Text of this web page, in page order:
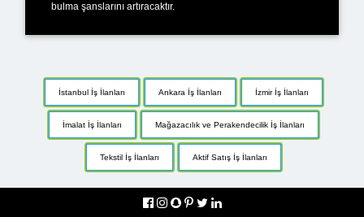
bulma şanslarını artıracaktır.
İstanbul İş İlanları Ankara İş İlanları İzmir İş İlanları
İmalat İş İlanları Mağazacılık ve Perakendecilik İş İlanları
Tekstil İş İlanları Aktif Satış İş İlanları